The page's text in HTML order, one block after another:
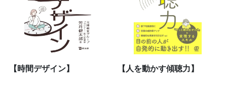
【時間デザイン】 【人を動かす傾聴力】